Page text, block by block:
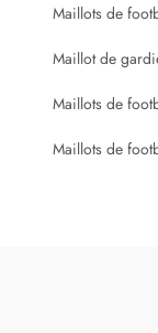
Maillots de
Maillot de
Maillots de
Maillots de